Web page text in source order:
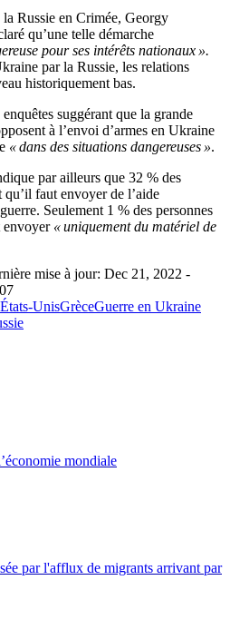
Russie en Crimée, Georgy
qu’une telle démarche
pour ses intérêts nationaux ».
par la Russie, les relations
historiquement bas.
suggérant que la grande
à l’envoi d’armes en Ukraine
« dans des situations dangereuses ».
par ailleurs que 32 % des
qu’il faut envoyer de l’aide
Seulement 1 % des personnes
envoyer« uniquement du matériel de
mise à jour: Dec 21, 2022 -
États-UnisGrèceGuerre en Ukraine
mondiale
par l'afflux de migrants arrivant par